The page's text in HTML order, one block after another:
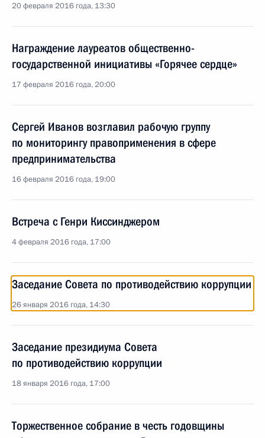
20 февраля 2016 года, 13:30
Награждение лауреатов общественно-
государственной инициативы «Горячее сердце»
17 февраля 2016 года, 20:00
Сергей Иванов возглавил рабочую группу
по мониторингу правоприменения в сфере
предпринимательства
16 февраля 2016 года, 19:00
Встреча с Генри Киссинджером
4 февраля 2016 года, 17:00
Заседание Совета по противодействию коррупции
26 января 2016 года, 14:30
Заседание президиума Совета
по противодействию коррупции
18 января 2016 года, 17:00
Торжественное собрание в честь годовщины